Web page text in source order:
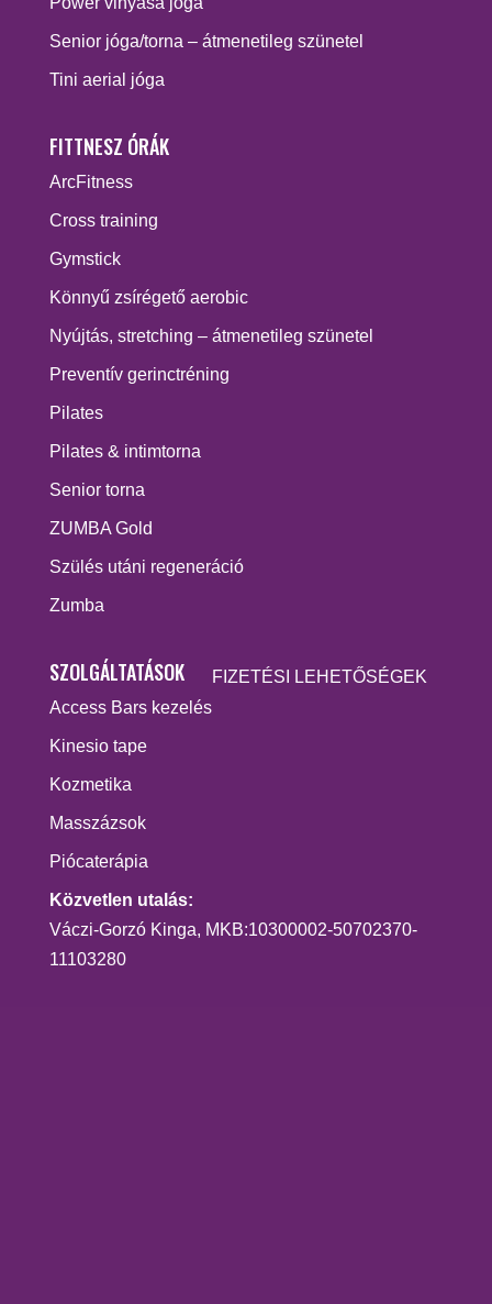
Senior jóga/torna – átmenetileg szünetel
Tini aerial jóga
FITTNESZ ÓRÁK
ArcFitness
Cross training
Gymstick
Könnyű zsírégető aerobic
Nyújtás, stretching – átmenetileg szünetel
Preventív gerinctréning
Pilates
Pilates & intimtorna
Senior torna
ZUMBA Gold
Szülés utáni regeneráció
Zumba
SZOLGÁLTATÁSOK
Access Bars kezelés
Kinesio tape
Kozmetika
Masszázsok
Piócaterápia
FIZETÉSI LEHETŐSÉGEK
Közvetlen utalás:
Váczi-Gorzó Kinga, MKB:10300002-50702370-
11103280